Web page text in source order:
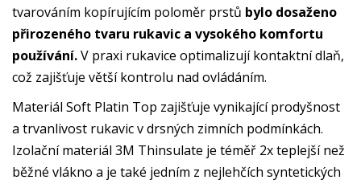
tvarováním kopírujícím poloměr prstů bylo dosaženo
přirozeného tvaru rukavic a vysokého komfortu
používání.V praxi rukavice optimalizují kontaktní dlaň,
což zajišťuje větší kontrolu nad ovládáním.
Materiál Soft Platin Top zajišťuje vynikající prodyšnost
a trvanlivost rukavic v drsných zimních podmínkách.
Izolační materiál 3M Thinsulate je téměř 2x teplejší než
běžné vlákno a je také jedním z nejlehčích syntetických